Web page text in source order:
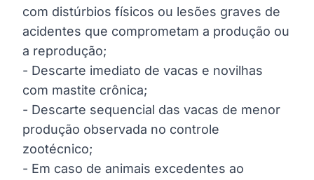
com distúrbios físicos ou lesões graves de
acidentes que comprometam a produção ou
a reprodução;
- Descarte imediato de vacas e novilhas
com mastite crônica;
- Descarte sequencial das vacas de menor
produção observada no controle
zootécnico;
- Em caso de animais excedentes ao